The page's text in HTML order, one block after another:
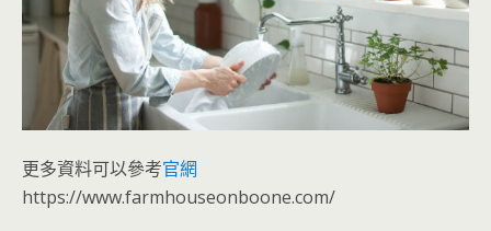
更多資料可以參考官網
https://www.farmhouseonboone.com/